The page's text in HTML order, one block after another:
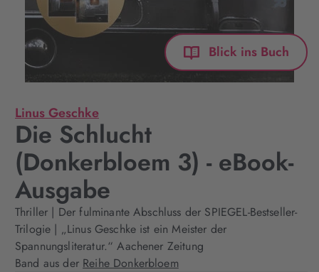
Blick ins Buch
Linus Geschke
Die Schlucht
(Donkerbloem 3) - eBook-
Ausgabe
Thriller | Der fulminante Abschluss der SPIEGEL-Bestseller-
Trilogie | „Linus Geschke ist ein Meister der
Spannungsliteratur.“ Aachener Zeitung
Band aus der Reihe Donkerbloem